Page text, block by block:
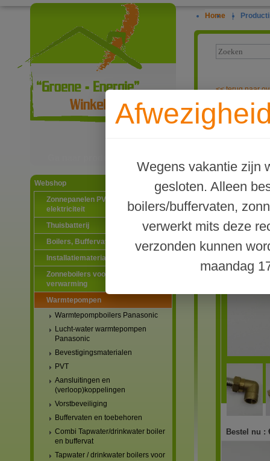
Webshop
Zonnepanelen PV-systemen
elektriciteit
Thuisbatterij
Boilers, Buffervaten en toebehoren
Installatiematerialen
Zonneboilers voor warmtapwater en
verwarming
Warmtepompen
Warmtepompboilers Panasonic
Lucht-water warmtepompen
Panasonic
Bevestigingsmaterialen
PVT
Aansluitingen en
(verloop)koppelingen
Vorstbeveiliging
Buffervaten en toebehoren
Combi Tapwater/drinkwater boiler
en buffervat
Tapwater / drinkwater boilers voor
Home |
Wegens vakantie zijn
gesloten. Alleen
boilers/buffervaten,
verwerkt mits deze
verzonden kunnen
maandag
<<terug naar
Waterway
uitvoering
Bestel nu :